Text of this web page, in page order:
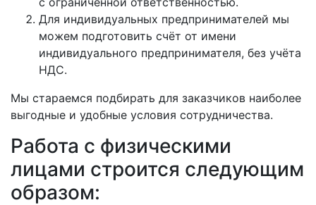
Для индивидуальных предпринимателей мы
можем подготовить счёт от имени
индивидуального предпринимателя, без учёта
НДС.
Мы стараемся подбирать для заказчиков наиболее
выгодные и удобные условия сотрудничества.
Работа с физическими
лицами строится следующим
образом: